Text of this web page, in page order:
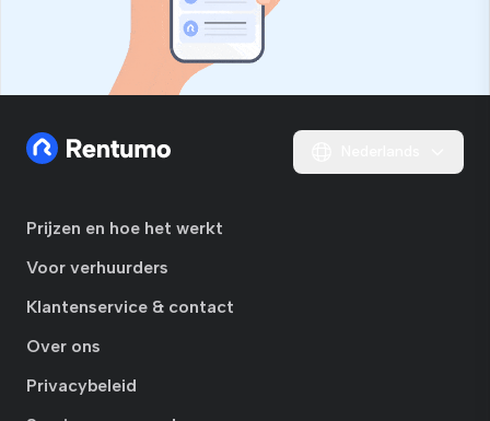
Prijzen en hoe het werkt
Voor verhuurders
Klantenservice & contact
Over ons
Privacybeleid